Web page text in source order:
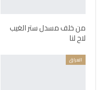
من خلف مسدل ستر الغيب
لاح لنا
العراق